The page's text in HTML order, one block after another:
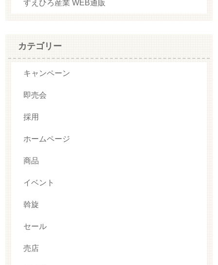
すえひろ産業 WEB通販
カテゴリー
キャンペーン
即売会
採用
ホームページ
商品
イベント
斡旋
セール
売店